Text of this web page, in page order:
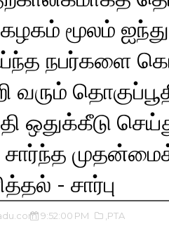
கழகம் மூலம்
நபர்களை
வரும்
ஒதுக்கீடு
சார்ந்த
- சார்பு
9:52:00 PM ,PTA